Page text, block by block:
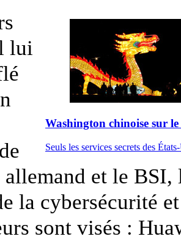
Washington chinoise sur le
Seuls les services secrets des
lui
et le BSI,
la cybersécurité
sont visés :